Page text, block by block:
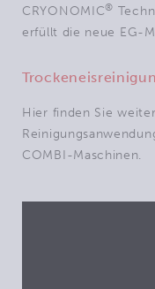
CRYONOMIC®
erfüllt die neue EG-
Hier finden Sie
COMBI-Maschinen.